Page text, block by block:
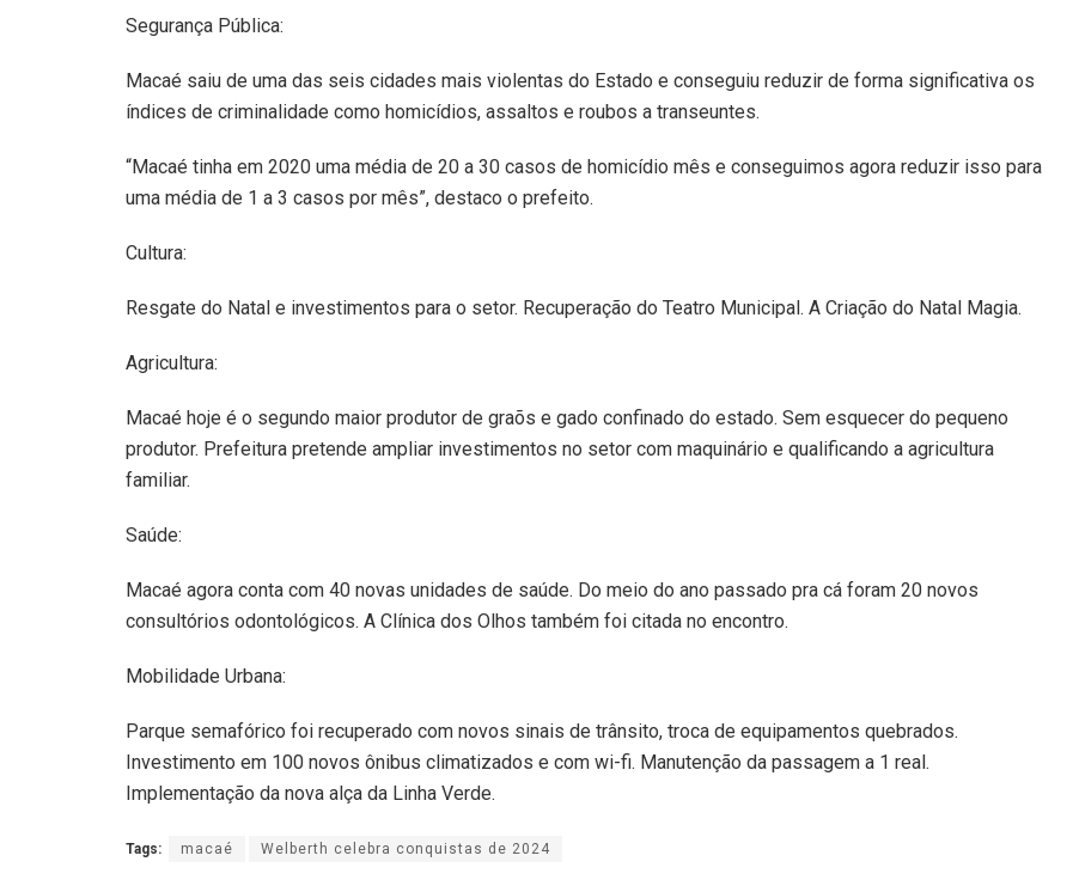
Segurança Pública:
Macaé saiu de uma das seis cidades mais violentas do Estado e conseguiu reduzir de forma significativa os
índices de criminalidade como homicídios, assaltos e roubos a transeuntes.
“Macaé tinha em 2020 uma média de 20 a 30 casos de homicídio mês e conseguimos agora reduzir isso para
uma média de 1 a 3 casos por mês”, destaco o prefeito.
Cultura:
Resgate do Natal e investimentos para o setor. Recuperação do Teatro Municipal. A Criação do Natal Magia.
Agricultura:
Macaé hoje é o segundo maior produtor de graõs e gado confinado do estado. Sem esquecer do pequeno
produtor. Prefeitura pretende ampliar investimentos no setor com maquinário e qualificando a agricultura
familiar.
Saúde:
Macaé agora conta com 40 novas unidades de saúde. Do meio do ano passado pra cá foram 20 novos
consultórios odontológicos. A Clínica dos Olhos também foi citada no encontro.
Mobilidade Urbana:
Parque semafórico foi recuperado com novos sinais de trânsito, troca de equipamentos quebrados.
Investimento em 100 novos ônibus climatizados e com wi-fi. Manutenção da passagem a 1 real.
Implementação da nova alça da Linha Verde.
Tags: macaé Welberth celebra conquistas de 2024